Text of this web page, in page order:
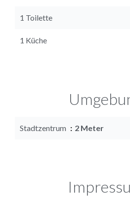
1 Toilette
1 Küche
Stadtzentrum 2 Meter